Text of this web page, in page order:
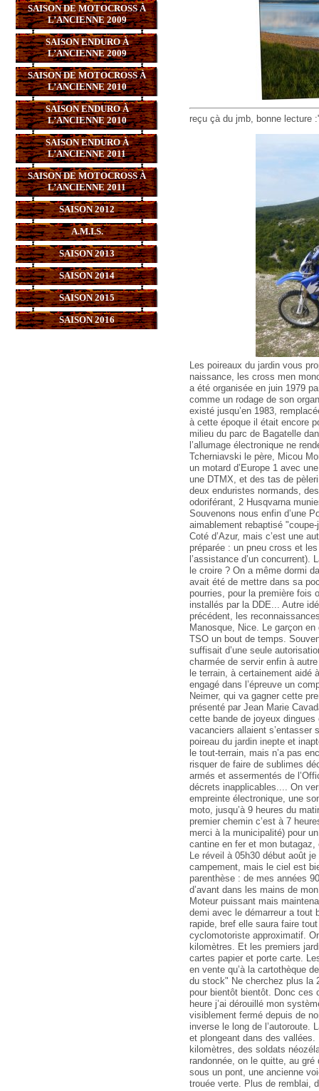
SAISON DE MOTOCROSS À
L’ANCIENNE 2009
SAISON ENDURO À
L’ANCIENNE 2009
SAISON DE MOTOCROSS À
L’ANCIENNE 2010
SAISON ENDURO À
L’ANCIENNE 2010
SAISON ENDURO À
L’ANCIENNE 2011
SAISON DE MOTOCROSS À
L’ANCIENNE 2011
SAISON 2012
A.M.I.S.
SAISON 2013
SAISON 2014
SAISON 2015
SAISON 2016
reçu çà du jmb, bonne lecture
Les poireaux du jardin vous proposent ce road book des reconnaissances de la Croisiere Verte. Pour les abrutis de naissance, les cross men mono-neuronaux, et ceux qui sont nés après 1980, la première édition de la Croisiere Verte a été organisée en juin 1979 par Thierry Sabine entre Le Touquet et Nice. Après le succès de l’enduro du Touquet, et comme un rodage de son organisation future du rallye Paris Dakar, cette traversée de la France par les chemins à existé jusqu’en 1983, remplacée cette année là par le Paris Biarritz. Si vous rencontrez Hubert Auriol, demandez lui : à cette époque il était encore possible d’organiser une spéciale artificielle avec des tremplins en rondins de bois au milieu du parc de Bagatelle dans le bois de Boulogne. Hubert a fait 80 km avec son Husky 4 temps avant que l’allumage électronique ne rende l’âme. ... La Croisiere Verte est devenue un mythe. Neveu, le regretté Pineau, Tcherniavski le père, Micou Montange de Moto Journal, l’abominable Jef Dunac de TF1, Fenouil, Gregoire Verhaeghe, un motard d’Europe 1 avec une 500 XT orange, les filles Martin Regnier De Cortanze, le cross man Boisgontier sur une DTMX, et des tas de pèlerins anonymes se sont inscrits sans réfléchir pour cette aventure. Il y avait également deux enduristes normands, descendant aux vérifications techniques d’une betailliere qui leur servait de camping car odoriférant, 2 Husqvarna munies chacune d’un énorme silencieux additionnel pour passer le contrôle sonore. Souvenons nous enfin d’une Portal Ranger 250 qui allait assez vite çracher son huile par le distributeur rotatif aimablement rebaptisé "coupe-jambon" et de la 500 HL de Gilles Comte, glorieux deuxième du premier Côte d’Ivoire Coté d’Azur, mais c’est une autre histoire. Votre serviteur était lui au guidon d’une 250 XL grise 4 soupapes très bien préparée : un pneu cross et les clignotants démontés. (Et un pneu de cross de rechange dans le coffre de l’Ami 6 de l’assistance d’un concurrent). La plupart d’entre nous n’avaient pas je répète n’avaient pas d’assistance, pouvez vous le croire ? On a même dormi dans un parking souterrain à Clermont Ferrand ! Merci Boisgontier... Le génie de Sabine avait été de mettre dans sa poche les militaires du train. Ils ont effectué un balisage de démons, en jeep ou en Cagiva pourries, pour la première fois on utilisait de la rubalise blanche et orange, qui pouvait passer pour des repères installés par la DDE... Autre idée géniale, utiliser les compétences d’un motard du Touquet, pour effectuer l’hiver précédent, les reconnaissances du tracé, du Touquet à Reims, Dijon, Bourg en